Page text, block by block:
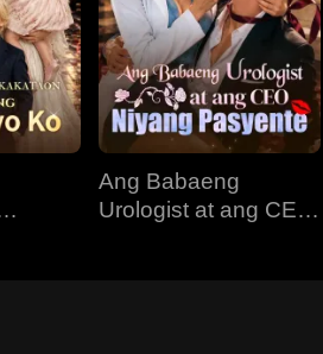
Ang Babaeng
Urologist at ang CEO